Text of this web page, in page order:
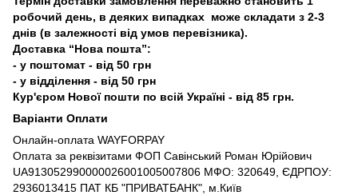
робочий день, в деяких випадках може складати з 2-3
днів (в залежності від умов перевізника).
Доставка “Нова пошта”:
- у поштомат - від 50 грн
- у відділення - від 50 грн
Кур'єром Нової пошти по всій Україні - від 85 грн.
Варіанти Оплати
Онлайн-оплата WAYFORPAY
Оплата за реквізитами ФОП Савінський Роман Юрійович
UA913052990000026001005007806 МФО: 320649, ЄДРПОУ:
2936013415 ПАТ КБ "ПРИВАТБАНК", м.Київ